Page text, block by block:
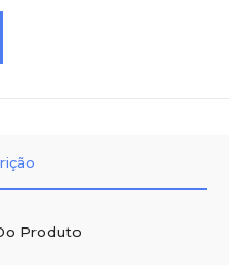
Produto